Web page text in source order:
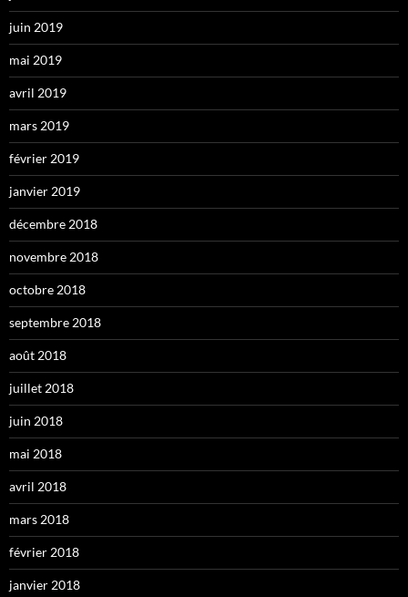
juin 2019
mai 2019
avril 2019
mars 2019
février 2019
janvier 2019
décembre 2018
novembre 2018
octobre 2018
septembre 2018
août 2018
juillet 2018
juin 2018
mai 2018
avril 2018
mars 2018
février 2018
janvier 2018